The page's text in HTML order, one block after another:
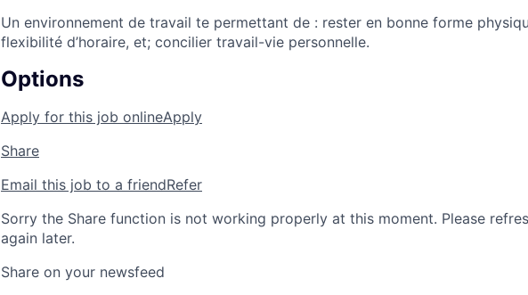
Un environnement de travail te permettant de : rester en bonne forme
flexibilité d’horaire, et; concilier travail-vie personnelle.
Options
Apply for this job onlineApply
Share
Email this job to a friendRefer
Sorry the Share function is not working properly at this moment. Please
again later.
Share on your newsfeed